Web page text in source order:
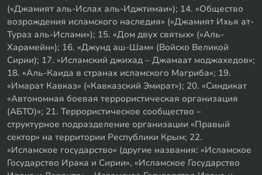
(«Джамият аль-Ислах аль-Иджтимаи»); 14. «Общество
возрождения исламского наследия» («Джамият Ихья ат-
Тураз аль-Ислами»); 15. «Дом двух святых» («Аль-
Харамейн»); 16. «Джунд аш-Шам» (Войско Великой
Сирии); 17. «Исламский джихад – Джамаат моджахедов»;
18. «Аль-Каида в странах исламского Магриба»; 19.
«Имарат Кавказ» («Кавказский Эмират»); 20. «Синдикат
«Автономная боевая террористическая организация
(АБТО)»; 21. Террористическое сообщество –
структурное подразделение организации «Правый
сектор» на территории Республики Крым; 22.
«Исламское государство» (другие названия: «Исламское
Государство Ирака и Сирии», «Исламское Государство